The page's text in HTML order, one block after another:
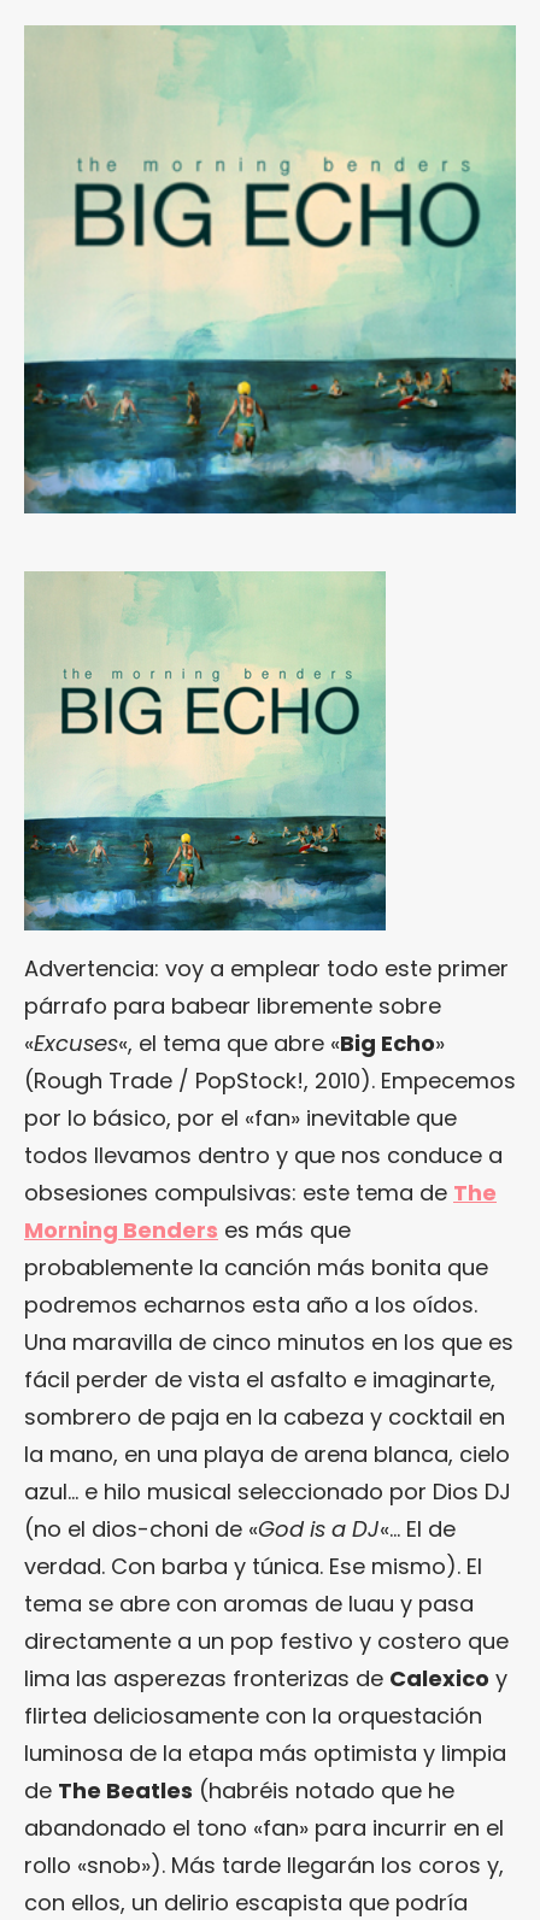
Advertencia: voy a emplear todo este primer
párrafo para babear libremente sobre
«Excuses«, el tema que abre «Big Echo»
(Rough Trade / PopStock!, 2010). Empecemos
por lo básico, por el «fan» inevitable que
todos llevamos dentro y que nos conduce a
obsesiones compulsivas: este tema de The
Morning Benders es más que
probablemente la canción más bonita que
podremos echarnos esta año a los oídos.
Una maravilla de cinco minutos en los que es
fácil perder de vista el asfalto e imaginarte,
sombrero de paja en la cabeza y cocktail en
la mano, en una playa de arena blanca, cielo
azul… e hilo musical seleccionado por Dios DJ
(no el dios-choni de «God is a DJ«… El de
verdad. Con barba y túnica. Ese mismo). El
tema se abre con aromas de luau y pasa
directamente a un pop festivo y costero que
lima las asperezas fronterizas de Calexico y
flirtea deliciosamente con la orquestación
luminosa de la etapa más optimista y limpia
de The Beatles (habréis notado que he
abandonado el tono «fan» para incurrir en el
rollo «snob»). Más tarde llegarán los coros y,
con ellos, un delirio escapista que podría